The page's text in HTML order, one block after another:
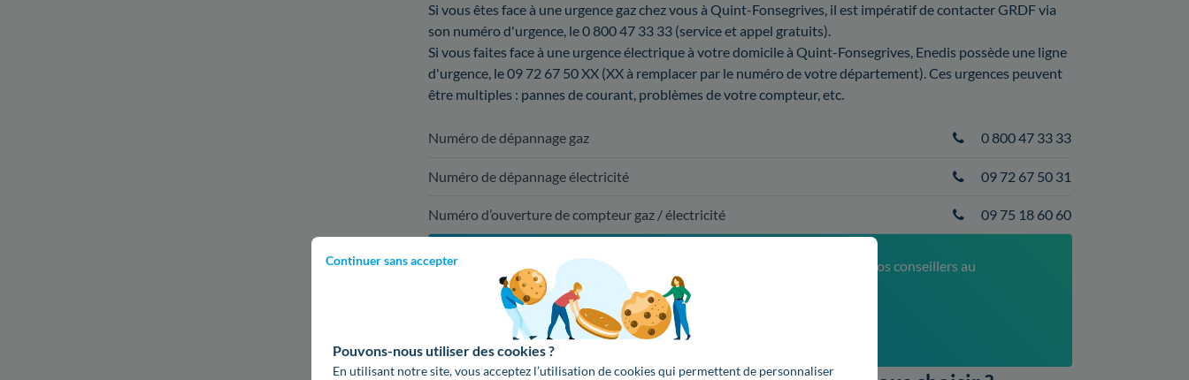
Continuer sans accepter
Pouvons-nous utiliser des cookies ?
En utilisant notre site, vous acceptez l’utilisation de cookies qui permettent de personnaliser
Si vous êtes face à une urgence gaz chez vous à Quint-Fonsegrives, il est impératif de contacter GRDF via
son numéro d'urgence, le 0 800 47 33 33 (service et appel gratuits).
Si vous faites face à une urgence électrique à votre domicile à Quint-Fonsegrives, Enedis possède une ligne
d'urgence, le 09 72 67 50 XX (XX à remplacer par le numéro de votre département). Ces urgences peuvent
être multiples : pannes de courant, problèmes de votre compteur, etc.
Numéro de dépannage gaz 0 800 47 33 33
Numéro de dépannage électricité 09 72 67 50 31
Numéro d’ouverture de compteur gaz / électricité 09 75 18 60 60
Pour une mise en service à Quint-Fonsegrives, contactez nos conseillers au